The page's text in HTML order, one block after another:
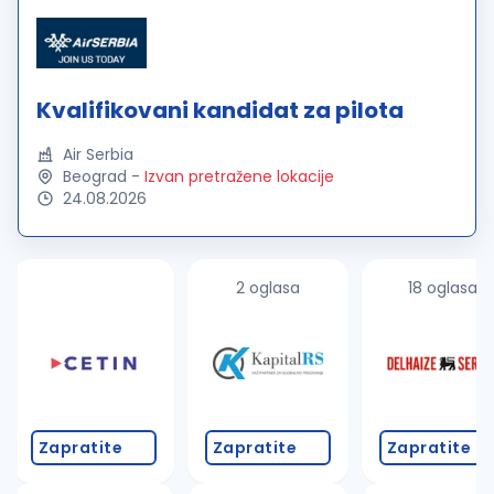
Kvalifikovani kandidat za pilota
Air Serbia
Beograd - Izvan pretražene lokacije
24.08.2026
Zapratite
2 oglasa
Zapratite
18 oglasa
Zapratite